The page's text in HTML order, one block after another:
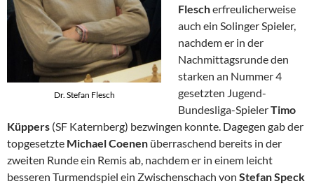
Dr. Stefan Flesch
Flescherfreulicherweise
auch ein Solinger Spieler,
nachdem er in der
Nachmittagsrunde den
starken an Nummer 4
gesetzten Jugend-
Bundesliga-SpielerTimo
Küppers (SF Katernberg) bezwingen konnte. Dagegen gab der
topgesetzte Michael Coenen überraschend bereits in der
zweiten Runde ein Remis ab, nachdem er in einem leicht
besseren Turmendspiel ein Zwischenschach von Stefan Speck